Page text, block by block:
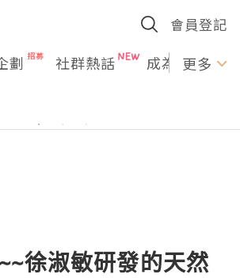
會員登記
劃 社群熱話 成為U更多
徐淑敏研發的天然